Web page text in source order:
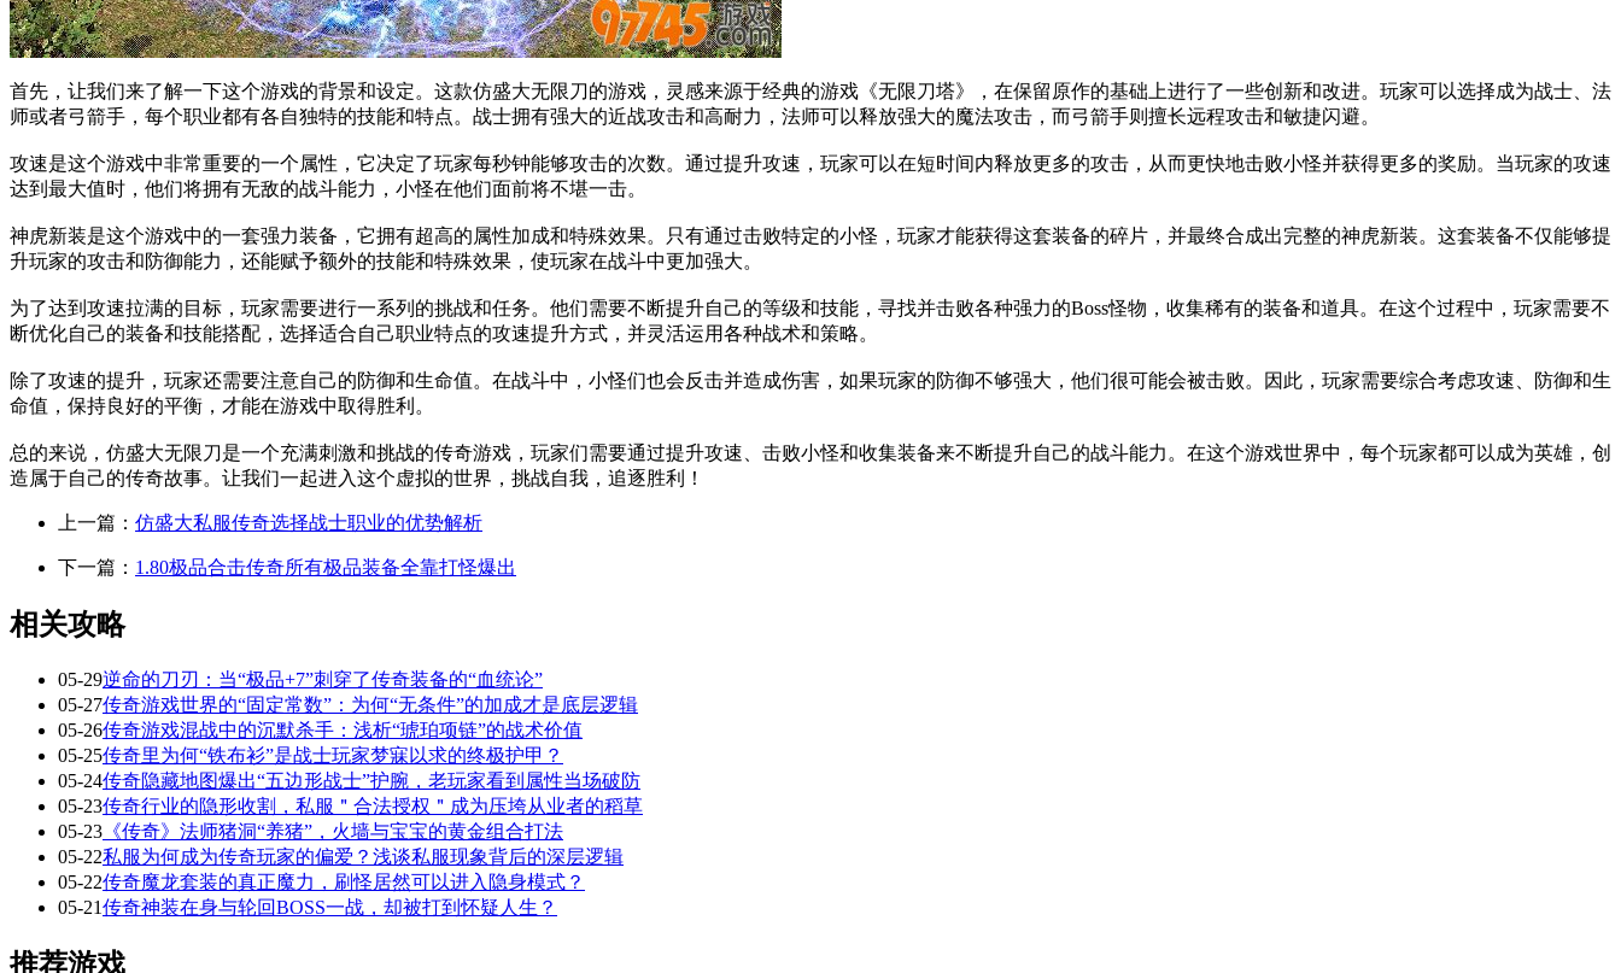
首先，让我们来了解一下这个游戏的背景和设定。这款仿盛大无限刀的游戏，灵感来源于经典的游戏《无限刀塔》，在保留原作的基础上进行了一些创新和改进。玩家可以选择成为战士、法
师或者弓箭手，每个职业都有各自独特的技能和特点。战士拥有强大的近战攻击和高耐力，法师可以释放强大的魔法攻击，而弓箭手则擅长远程攻击和敏捷闪避。
攻速是这个游戏中非常重要的一个属性，它决定了玩家每秒钟能够攻击的次数。通过提升攻速，玩家可以在短时间内释放更多的攻击，从而更快地击败小怪并获得更多的奖励。当玩家的攻速
达到最大值时，他们将拥有无敌的战斗能力，小怪在他们面前将不堪一击。
神虎新装是这个游戏中的一套强力装备，它拥有超高的属性加成和特殊效果。只有通过击败特定的小怪，玩家才能获得这套装备的碎片，并最终合成出完整的神虎新装。这套装备不仅能够提
升玩家的攻击和防御能力，还能赋予额外的技能和特殊效果，使玩家在战斗中更加强大。
为了达到攻速拉满的目标，玩家需要进行一系列的挑战和任务。他们需要不断提升自己的等级和技能，寻找并击败各种强力的Boss怪物，收集稀有的装备和道具。在这个过程中，玩家需要不
断优化自己的装备和技能搭配，选择适合自己职业特点的攻速提升方式，并灵活运用各种战术和策略。
除了攻速的提升，玩家还需要注意自己的防御和生命值。在战斗中，小怪们也会反击并造成伤害，如果玩家的防御不够强大，他们很可能会被击败。因此，玩家需要综合考虑攻速、防御和生
命值，保持良好的平衡，才能在游戏中取得胜利。
总的来说，仿盛大无限刀是一个充满刺激和挑战的传奇游戏，玩家们需要通过提升攻速、击败小怪和收集装备来不断提升自己的战斗能力。在这个游戏世界中，每个玩家都可以成为英雄，创
造属于自己的传奇故事。让我们一起进入这个虚拟的世界，挑战自我，追逐胜利！
上一篇： 仿盛大私服传奇选择战士职业的优势解析
下一篇： 1.80极品合击传奇所有极品装备全靠打怪爆出
相关攻略
05-29逆命的刀刃：当“极品+7”刺穿了传奇装备的“血统论”
05-27传奇游戏世界的“固定常数”：为何“无条件”的加成才是底层逻辑
05-26传奇游戏混战中的沉默杀手：浅析“琥珀项链”的战术价值
05-25传奇里为何“铁布衫”是战士玩家梦寐以求的终极护甲？
05-24传奇隐藏地图爆出“五边形战士”护腕，老玩家看到属性当场破防
05-23传奇行业的隐形收割，私服＂合法授权＂成为压垮从业者的稻草
05-23 《传奇》法师猪洞“养猪”，火墙与宝宝的黄金组合打法
05-22私服为何成为传奇玩家的偏爱？浅谈私服现象背后的深层逻辑
05-22传奇魔龙套装的真正魔力，刷怪居然可以进入隐身模式？
05-21传奇神装在身与轮回BOSS一战，却被打到怀疑人生？
推荐游戏